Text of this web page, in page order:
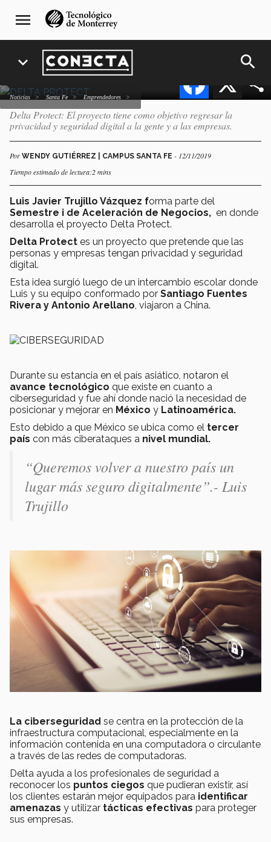
navegación
principal
menu
expand_more search
Noticias Santa Fe emprendedores
Delta Protect: La
ciberseguridad aquí y ahora
Facebook
Delta Protect: El proyecto tiene como objetivo regresar la
privacidad y seguridad digital a la gente y a las empresas.
Por WENDY GUTIÉRREZ | CAMPUS SANTA FE - 12/11/2019
Tiempo estimado de lectura:2 mins
Luis Javier Trujillo Vázquez forma parte del
Semestre i de Aceleración de Negocios, en donde
desarrolla el proyecto Delta Protect.
Delta Protect es un proyecto que pretende que las
personas y empresas tengan privacidad y seguridad
digital.
Esta idea surgió luego de un intercambio escolar donde
Luis y su equipo conformado por Santiago Fuentes
Rivera y Antonio Arellano , viajaron a China.
Durante su estancia en el país asiático, notaron el
avance tecnológico que existe en cuanto a
ciberseguridad y fue ahí donde nació la necesidad de
posicionar y mejorar en México y Latinoamérica.
Esto debido a que México se ubica como el tercer
país con más ciberataques a nivel mundial.
“Queremos volver a nuestro país un
lugar más seguro digitalmente”.- Luis
Trujillo
La ciberseguridad se centra en la protección de la
infraestructura computacional, especialmente en la
información contenida en una computadora o circulante
a través de las redes de computadoras.
Delta ayuda a los profesionales de seguridad a
reconocer los puntos ciegos que pudieran existir, así
los clientes estarán mejor equipados para identificar
amenazas y utilizar tácticas efectivas para proteger
sus empresas.